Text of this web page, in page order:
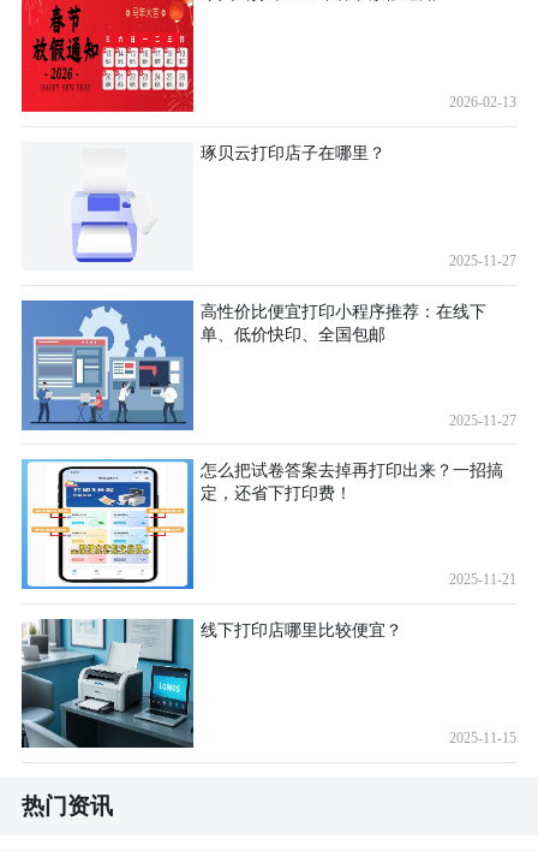
2026-02-13
琢贝云打印店子在哪里？
2025-11-27
高性价比便宜打印小程序推荐：在线下
单、低价快印、全国包邮
2025-11-27
怎么把试卷答案去掉再打印出来？一招搞
定，还省下打印费！
2025-11-21
线下打印店哪里比较便宜？
2025-11-15
热门资讯